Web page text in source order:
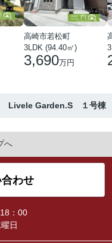
高崎市若松町
3LDK (94.40㎡)
3,690万円
Livele Garden.S １号棟
へ
わせ
：00
日